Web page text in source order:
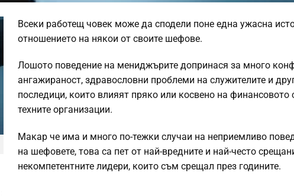
Всеки работещ човек може да сподели поне една ужасна
отношението на някои от своите шефове.
Лошото поведение на мениджърите допринася за много
ангажираност, здравословни проблеми на служителите и
последици, които влияят пряко или косвено на финансовото
техните организации.
Макар че има и много по-тежки случаи на неприемливо
на шефовете, това са пет от най-вредните и най-често
некомпетентните лидери, които съм срещал през годините.